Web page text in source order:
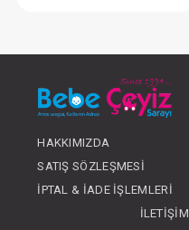
HAKKIMIZDA
SATIŞ SÖZLEŞMESI
İPTAL & İADE İŞLEMLERI
İLETIŞIM